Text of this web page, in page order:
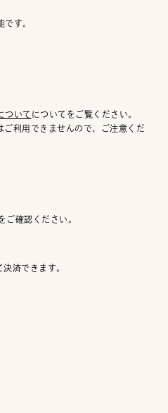
す。
ついて についてをご覧ください。
利用できませんので、ご注意くだ
ご確認ください。
済できます。